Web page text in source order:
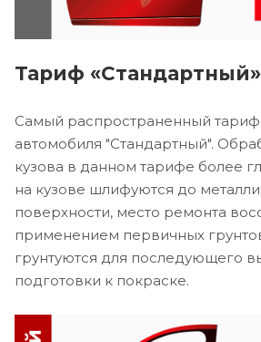
Тариф «Стандартный»
Самый распространенный
автомобиля "Стандартный".
кузова в данном тарифе более
на кузове шлифуются до
поверхности, место ремонта
применением первичных
грунтуются для последующего
подготовки к покраске.